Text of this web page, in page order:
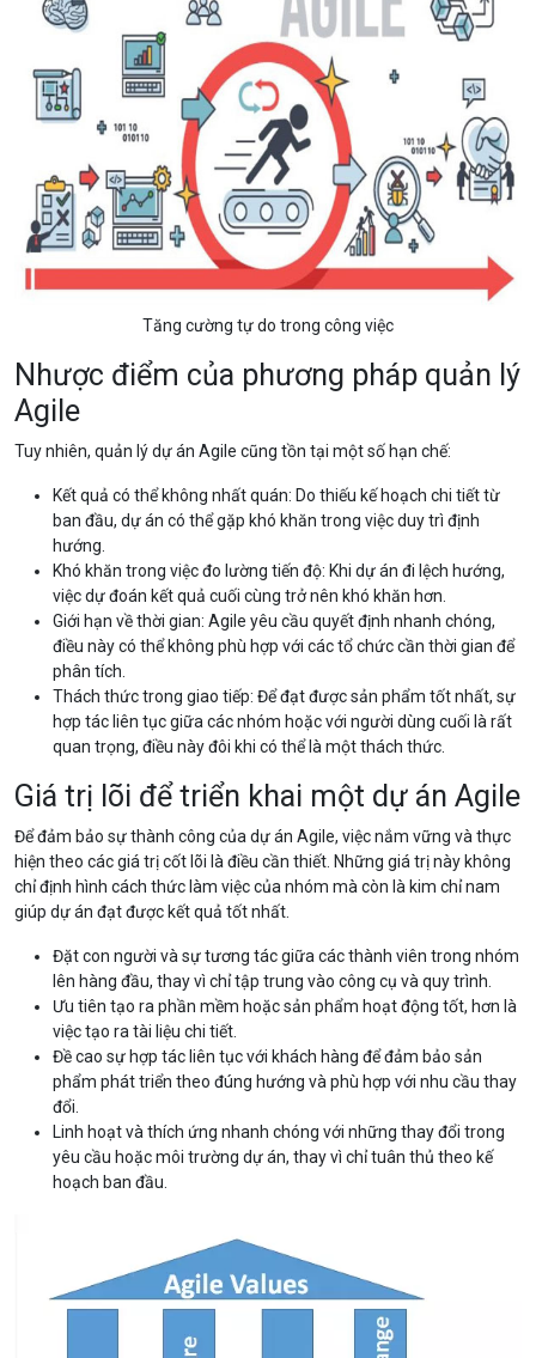
Tăng cường tự do trong công việc
Nhược điểm của phương pháp quản lý
Agile
Tuy nhiên, quản lý dự án Agile cũng tồn tại một số hạn chế:
Kết quả có thể không nhất quán: Do thiếu kế hoạch chi tiết từ
ban đầu, dự án có thể gặp khó khăn trong việc duy trì định
hướng.
Khó khăn trong việc đo lường tiến độ: Khi dự án đi lệch hướng,
việc dự đoán kết quả cuối cùng trở nên khó khăn hơn.
Giới hạn về thời gian: Agile yêu cầu quyết định nhanh chóng,
điều này có thể không phù hợp với các tổ chức cần thời gian để
phân tích.
Thách thức trong giao tiếp: Để đạt được sản phẩm tốt nhất, sự
hợp tác liên tục giữa các nhóm hoặc với người dùng cuối là rất
quan trọng, điều này đôi khi có thể là một thách thức.
Giá trị lõi để triển khai một dự án Agile
Để đảm bảo sự thành công của dự án Agile, việc nắm vững và thực
hiện theo các giá trị cốt lõi là điều cần thiết. Những giá trị này không
chỉ định hình cách thức làm việc của nhóm mà còn là kim chỉ nam
giúp dự án đạt được kết quả tốt nhất.
Đặt con người và sự tương tác giữa các thành viên trong nhóm
lên hàng đầu, thay vì chỉ tập trung vào công cụ và quy trình.
Ưu tiên tạo ra phần mềm hoặc sản phẩm hoạt động tốt, hơn là
việc tạo ra tài liệu chi tiết.
Đề cao sự hợp tác liên tục với khách hàng để đảm bảo sản
phẩm phát triển theo đúng hướng và phù hợp với nhu cầu thay
đổi.
Linh hoạt và thích ứng nhanh chóng với những thay đổi trong
yêu cầu hoặc môi trường dự án, thay vì chỉ tuân thủ theo kế
hoạch ban đầu.